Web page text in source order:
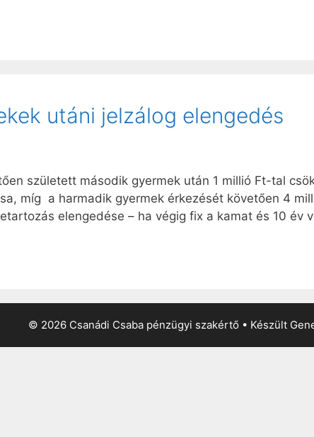
utáni jelzálog elengedés
született második gyermek után 1 millió Ft-tal
míg a harmadik gyermek érkezését követően 4
elengedése – ha végig fix a kamat és 10 év
© 2026 Csanádi Csaba pénzügyi szakértő • Készült